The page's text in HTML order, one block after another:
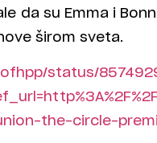
da su Emma i
širom sveta.
status/
the-circle-